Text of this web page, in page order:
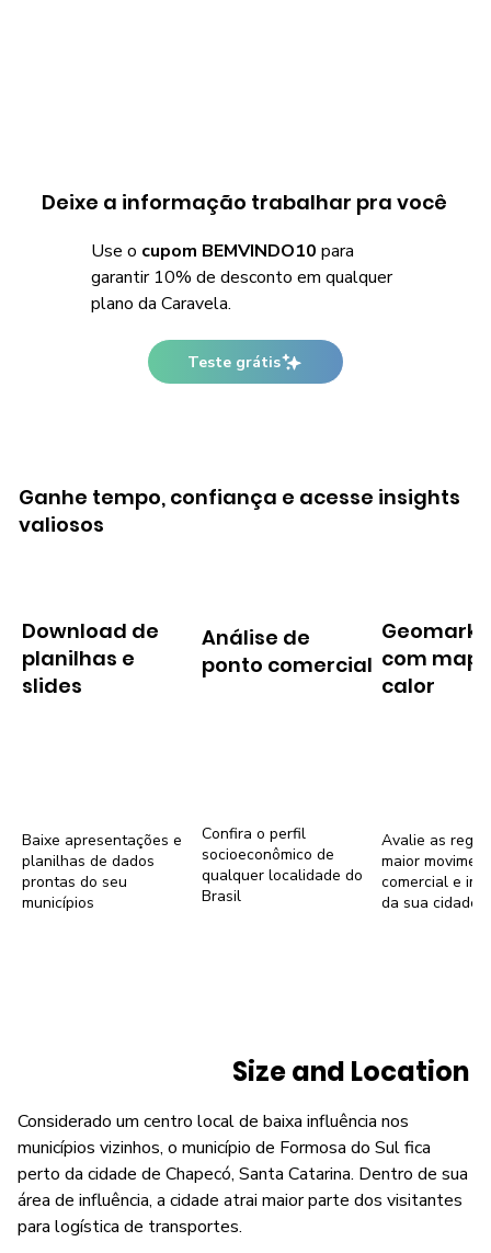
Deixe a informação trabalhar pra você
Use o cupom BEMVINDO10 para
garantir 10% de desconto em qualquer
plano da Caravela.
Teste grátis
Download de
planilhas e
slides
Baixe apresentações e
planilhas de dados
prontas do seu
municípios
Análise de
ponto comercial
Confira o perfil
socioeconômico de
qualquer localidade do
Brasil
com
calor
Avalie as
maior
comercial e
da sua cidade
Ganhe tempo, confiança e acesse insights
valiosos
Size and Location
Considerado um centro local de baixa influência nos
municípios vizinhos, o município de Formosa do Sul fica
perto da cidade de Chapecó, Santa Catarina. Dentro de sua
área de influência, a cidade atrai maior parte dos visitantes
para logística de transportes.